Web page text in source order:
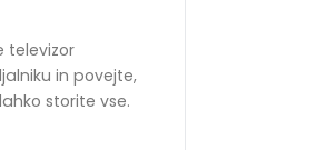
televizor
in povejte,
storite vse.